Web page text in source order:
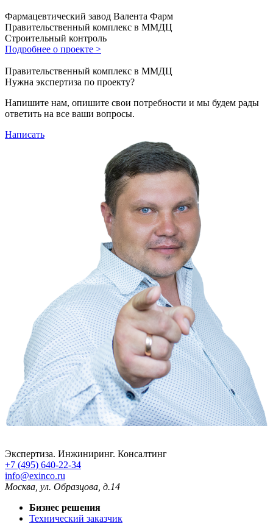
Фармацевтический завод Валента Фарм
Правительственный комплекс в ММДЦ
Строительный контроль
Подробнее о проекте >
Правительственный комплекс в ММДЦ
Нужна экспертиза по проекту?
Напишите нам, опишите свои потребности и мы будем рады
ответить на все ваши вопросы.
Написать
Экспертиза. Инжиниринг. Консалтинг
+7 (495) 640-22-34
info@exinco.ru
Москва ул. Образцова, д.14
Бизнес решения
Технический заказчик